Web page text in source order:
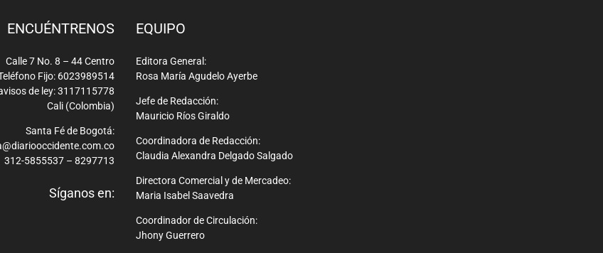
ENCUÉNTRENOS
Calle 7 No. 8 – 44 Centro
Fijo: 6023989514
de ley: 3117115778
Cali (Colombia)
Santa Fé de Bogotá:
312-5855537 – 8297713
Síganos en:
EQUIPO
Editora General:
Rosa María Agudelo Ayerbe
Jefe de Redacción:
Mauricio Ríos Giraldo
Coordinadora de Redacción:
Claudia Alexandra Delgado Salgado
Directora Comercial y de Mercadeo:
Maria Isabel Saavedra
Coordinador de Circulación:
Jhony Guerrero